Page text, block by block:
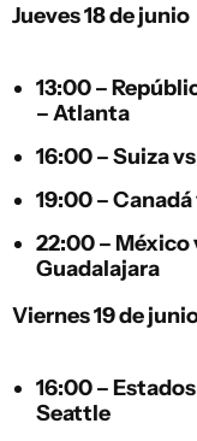
Jueves 18 de junio
13:00 –
– Atlanta
16:00 –Suiza
19:00 –Canadá
22:00 – México
Guadalajara
Viernes 19 de
16:00 –
Seattle